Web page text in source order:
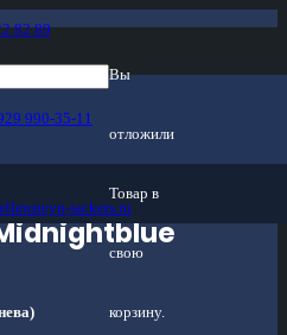
82 89
990-35-11
jackets.ru
Вы
отложили
Товар в
свою
корзину.